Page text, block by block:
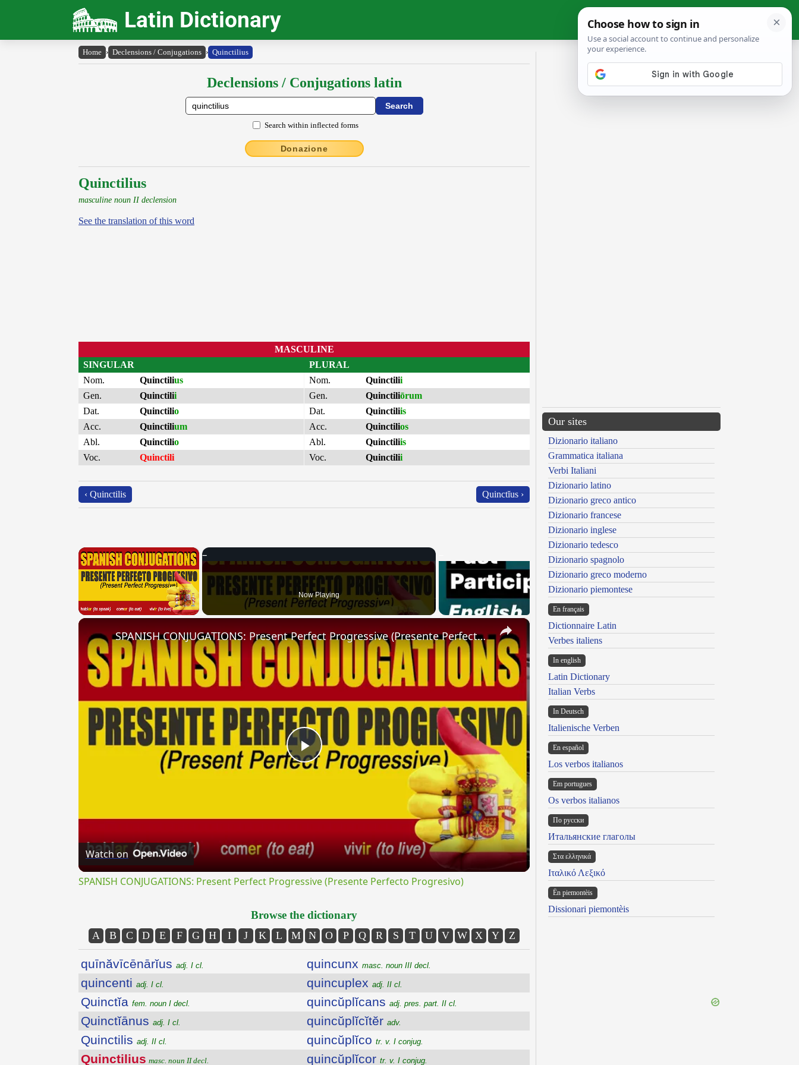
Latin Dictionary
Home › Declensions / Conjugations › Quinctilius
Declensions / Conjugations latin
Search within inflected forms
Donazione
Quinctilius
masculine noun II declension
See the translation of this word
MASCULINE
SINGULAR
Nom.
Quinctilius
Gen.
Quinctilii
Dat.
Quinctilio
Acc.
Quinctilium
Abl.
Quinctilio
Voc.
Quinctili
PLURAL
Nom.
Quinctilii
Gen.
Quinctiliōrum
Dat.
Quinctiliis
Acc.
Quinctilios
Abl.
Quinctiliis
Voc.
Quinctilii
‹ Quinctilis Quinctĭus ›
×
Now Playing
×
Play
SPANISH CONJUGATIONS: Present Perfect Progressive (Presente Perfecto Progresivo)
Watch on
SPANISH CONJUGATIONS: Present Perfect Progressive (Presente Perfecto Progresivo)
Browse the dictionary
A B C D E F G H I J K L M N O P Q R S T U V W X Y Z
quīnăvīcēnārĭus adj. I cl.
quincenti adj. I cl.
Quinctĭa fem. noun I decl.
Quinctĭānus adj. I cl.
Quinctilis adj. II cl.
Quinctilius masc. noun II decl.
quincunx masc. noun III decl.
quincuplex adj. II cl.
quincŭplĭcans adj. pres. part. II cl.
quincŭplĭcĭtĕr adv.
quincŭplĭco tr. v. I conjug.
quincŭplĭcor tr. v. I conjug.
Our sites
Dizionario italiano
Grammatica italiana
Verbi Italiani
Dizionario latino
Dizionario greco antico
Dizionario francese
Dizionario inglese
Dizionario tedesco
Dizionario spagnolo
Dizionario greco moderno
Dizionario piemontese
En français
Dictionnaire Latin
Verbes italiens
In english
Latin Dictionary
Italian Verbs
In Deutsch
Italienische Verben
En español
Los verbos italianos
Em portugues
Os verbos italianos
По русски
Итальянские глаголы
Στα ελληνικά
Ιταλικό Λεξικό
Ën piemontèis
Dissionari piemontèis